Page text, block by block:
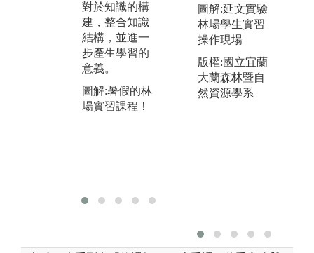
對於知識的構
建，整合知識
結構，並進一
步產生學習的
意義。
圖解:暑假的林
場實習課程！
學生若能有效
整合相關資
料、作目的性
解收集資料的
目的、資料收
集的型態，將
圖解:延文實驗
林場學生實習
操作現場
版權:國立宜蘭
大蘭森林暨自
然資源學系